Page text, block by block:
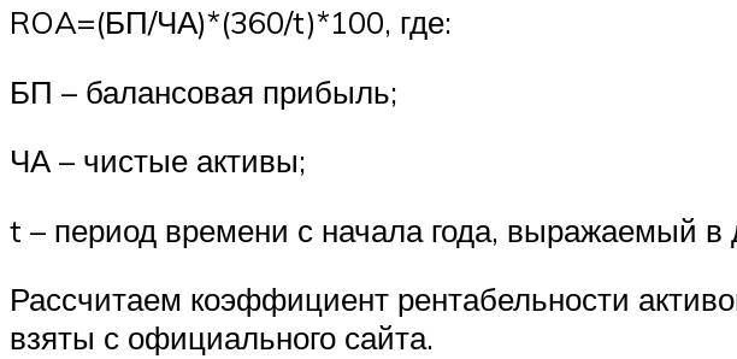
ROA=(БП/ЧА)*(360/t)*100, где:
БП – балансовая прибыль;
ЧА – чистые активы;
t – период времени с начала года, выражаемый в
Рассчитаем коэффициент рентабельности
взяты с официального сайта.